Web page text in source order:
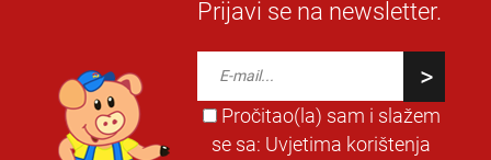
Prijavi se na newsletter.
Pročitao(la) sam i slažem
se sa: Uvjetima korištenja